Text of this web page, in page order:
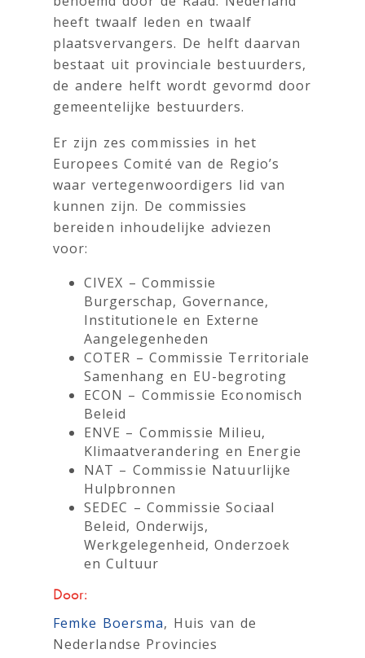
heeft twaalf leden en twaalf
plaatsvervangers. De helft daarvan
bestaat uit provinciale bestuurders,
de andere helft wordt gevormd door
gemeentelijke bestuurders.
Er zijn zes commissies in het
Europees Comité van de Regio’s
waar vertegenwoordigers lid van
kunnen zijn. De commissies
bereiden inhoudelijke adviezen
voor:
CIVEX – Commissie
Burgerschap, Governance,
Institutionele en Externe
Aangelegenheden
COTER – Commissie Territoriale
Samenhang en EU-begroting
ECON – Commissie Economisch
Beleid
ENVE – Commissie Milieu,
Klimaatverandering en Energie
NAT – Commissie Natuurlijke
Hulpbronnen
SEDEC – Commissie Sociaal
Beleid, Onderwijs,
Werkgelegenheid, Onderzoek
en Cultuur
Door:
Femke Boersma, Huis van de
Nederlandse Provincies